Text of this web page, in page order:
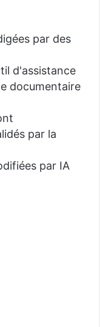
par des
d'assistance
documentaire
par la
par IA